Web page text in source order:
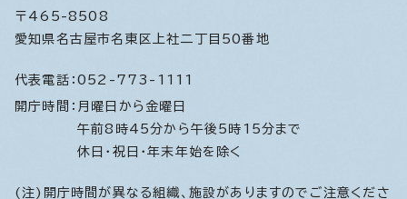
〒465-8508
愛知県名古屋市名東区上社二丁目50番地
代表電話： 052-773-1111
開庁時間： 月曜日から金曜日
午前8時45分から午後5時15分まで
休日・祝日・年末年始を除く
(注)開庁時間が異なる組織、施設がありますのでご注意くださ